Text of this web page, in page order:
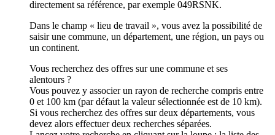
directement sa référence, par exemple 049RSNK.
Dans le champ « lieu de travail », vous avez la possibilité de
saisir une commune, un département, une région, un pays ou
un continent.
Vous recherchez des offres sur une commune et ses
alentours ?
Vous pouvez y associer un rayon de recherche compris entre
0 et 100 km (par défaut la valeur sélectionnée est de 10 km).
Si vous recherchez des offres sur deux départements, vous
devez alors effectuer deux recherches séparées.